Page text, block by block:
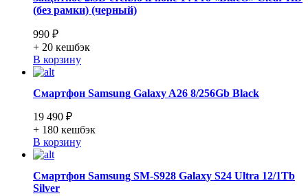
(без рамки) (черный)
990 ₽
+ 20 кешбэк
В корзину
Смартфон Samsung Galaxy A26 8/256Gb Black
19 490 ₽
+ 180 кешбэк
В корзину
Смартфон Samsung SM-S928 Galaxy S24 Ultra 12/1Tb
Silver